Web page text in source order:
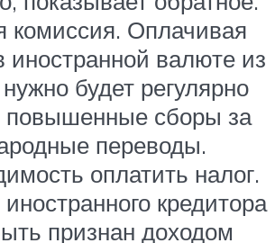
комиссия. Оплачивая
иностранной валюте из
будет регулярно
повышенные сборы за
переводы.
оплатить налог.
кредитора
признан доходом